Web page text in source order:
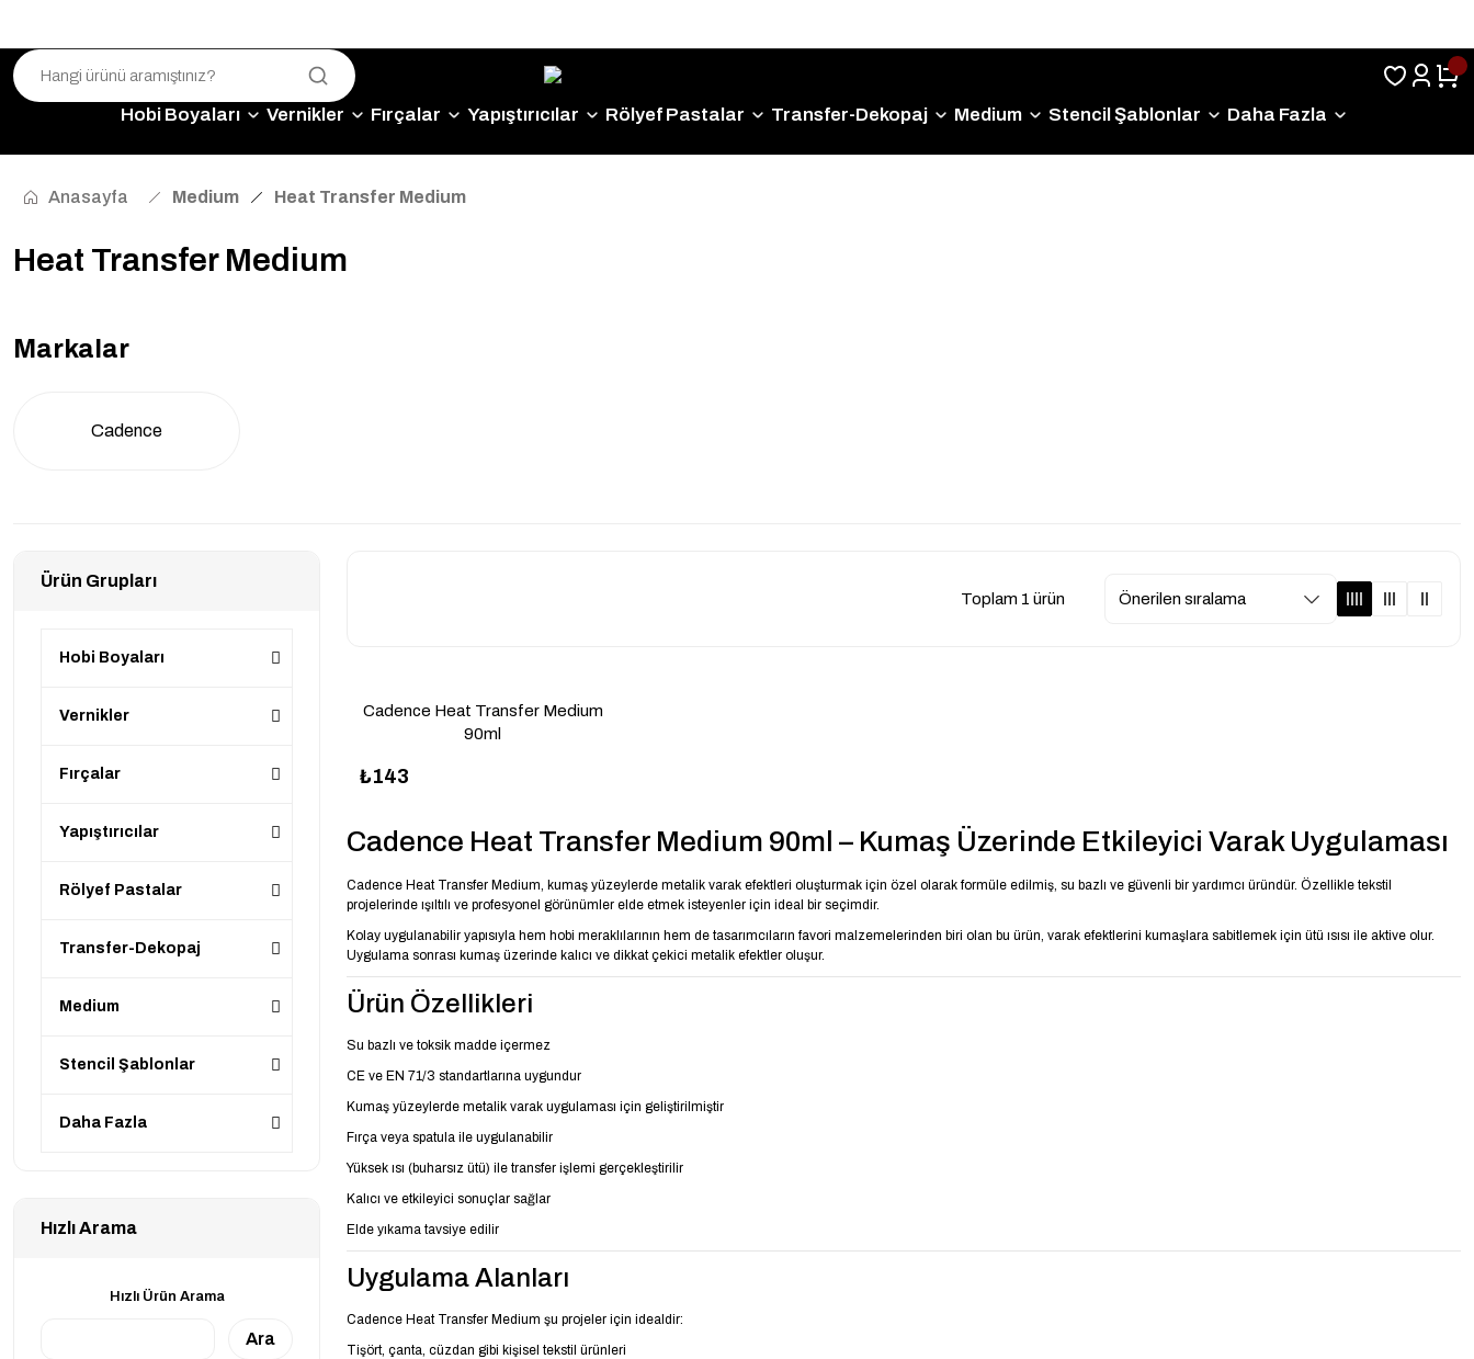
Hobi Boyaları Vernikler Fırçalar Yapıştırıcılar Rölyef Pastalar Transfer-Dekopaj Medium Stencil Şablonlar Daha Fazla
Anasayfa Medium Heat Transfer Medium
Heat Transfer Medium
Markalar
Cadence
Ürün Grupları
Hobi Boyaları
Vernikler
Fırçalar
Yapıştırıcılar
Rölyef Pastalar
Transfer-Dekopaj
Medium
Stencil Şablonlar
Daha Fazla
Hızlı Arama
Hızlı Ürün Arama
Ara
Toplam 1 ürün
Cadence Heat Transfer Medium
90ml
₺143
Cadence Heat Transfer Medium 90ml – Kumaş Üzerinde Etkileyici Varak Uygulaması
Cadence Heat Transfer Medium, kumaş yüzeylerde metalik varak efektleri oluşturmak için özel olarak formüle edilmiş, su bazlı ve güvenli bir yardımcı üründür. Özellikle tekstil
projelerinde ışıltılı ve profesyonel görünümler elde etmek isteyenler için ideal bir seçimdir.
Kolay uygulanabilir yapısıyla hem hobi meraklılarının hem de tasarımcıların favori malzemelerinden biri olan bu ürün, varak efektlerini kumaşlara sabitlemek için ütü ısısı ile aktive olur.
Uygulama sonrası kumaş üzerinde kalıcı ve dikkat çekici metalik efektler oluşur.
Ürün Özellikleri
Su bazlı ve toksik madde içermez
CE ve EN 71/3 standartlarına uygundur
Kumaş yüzeylerde metalik varak uygulaması için geliştirilmiştir
Fırça veya spatula ile uygulanabilir
Yüksek ısı (buharsız ütü) ile transfer işlemi gerçekleştirilir
Kalıcı ve etkileyici sonuçlar sağlar
Elde yıkama tavsiye edilir
Uygulama Alanları
Cadence Heat Transfer Medium şu projeler için idealdir:
Tişört, çanta, cüzdan gibi kişisel tekstil ürünleri